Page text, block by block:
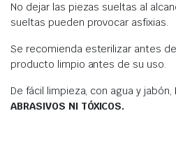
No dejar las piezas sueltas al
sueltas pueden provocar asfixias.
Se recomienda esterilizar antes
producto limpio antes de su uso.
De fácil limpieza, con agua y jabón,
ABRASIVOS NI TÓXICOS.